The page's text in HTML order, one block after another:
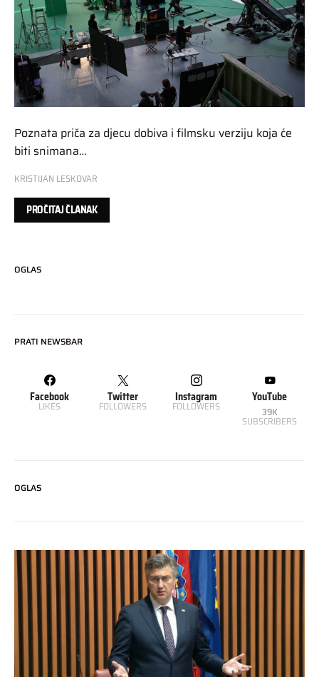
Poznata priča za djecu dobiva i filmsku verziju koja će
biti snimana…
KRISTIJAN LESKOVAR
PROČITAJ ČLANAK
OGLAS
PRATI NEWSBAR
Facebook
LIKES
Twitter
FOLLOWERS
Instagram
FOLLOWERS
YouTube
39K
SUBSCRIBERS
OGLAS